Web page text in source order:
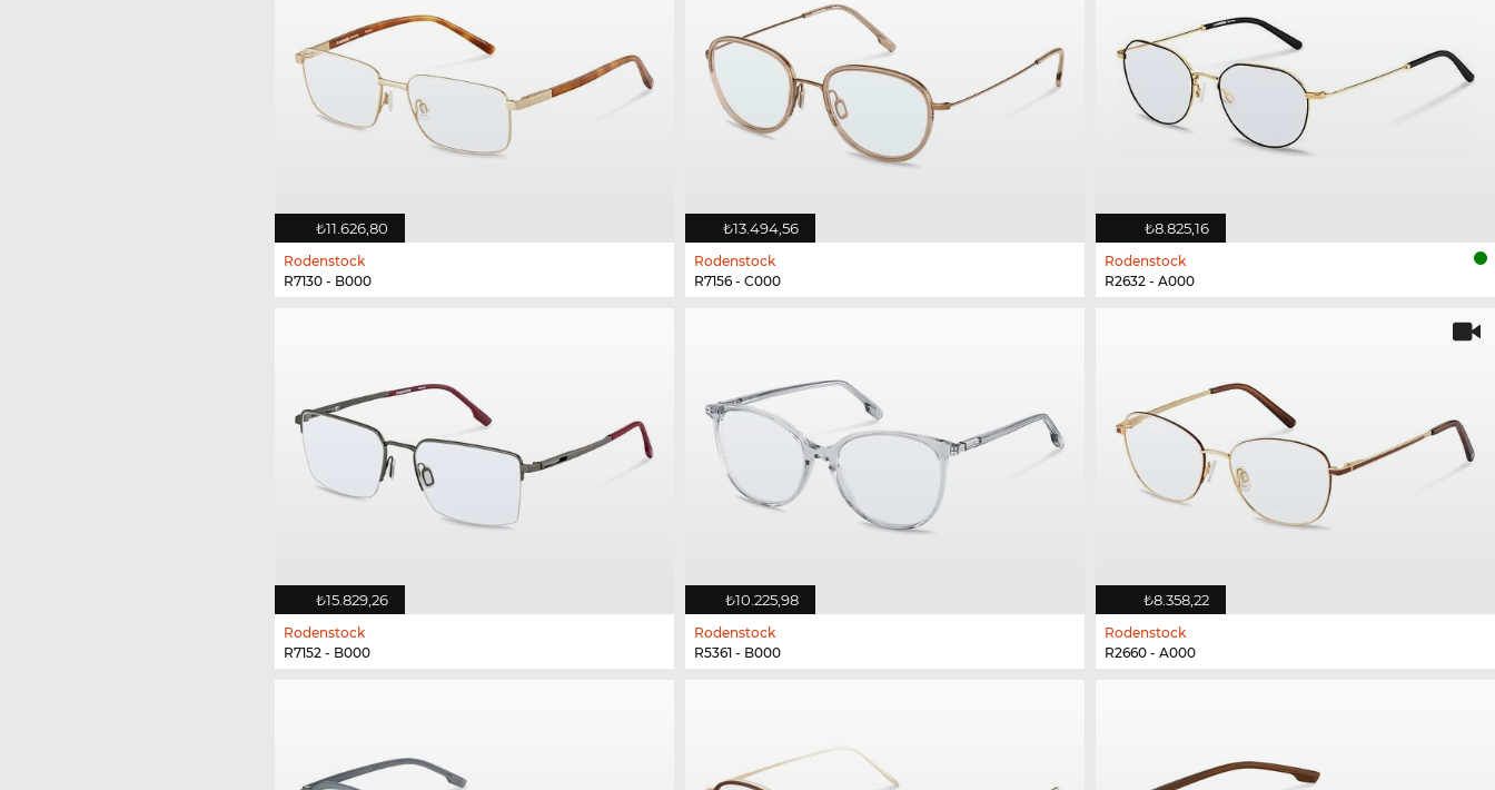
₺11.626,80
Rodenstock
R7130 - B000
₺13.494,56
Rodenstock
R7156 - C000
₺8.825,16
Rodenstock
R2632 - A000
₺15.829,26
Rodenstock
R7152 - B000
₺10.225,98
Rodenstock
R5361 - B000
₺8.358,22
Rodenstock
R2660 - A000